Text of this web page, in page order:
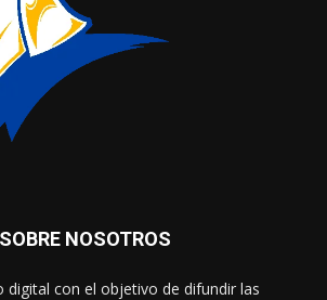
SOBRE NOSOTROS
digital con el objetivo de difundir las